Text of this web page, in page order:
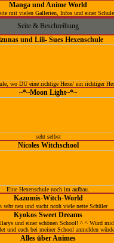
Manga und Anime World
mit vielen Gallerien, Infos und einer Schule
Seite & Beschreibung
und Lili- Sues Hexenschule
wo DU eine richtige Hexe/ ein richtiger
~*~Moon Light~*~
seht selbst
Nicoles Witchschool
Eine Hexenschule noch im aufbau.
Kazumis-Witch-World
sehr neu und sucht ncoh viele nette Schüler
Kyokos Sweet Dreams
und einer schönen School! ^ ^ Würd
und euch bei meiner School anmelden
Alles über Animes